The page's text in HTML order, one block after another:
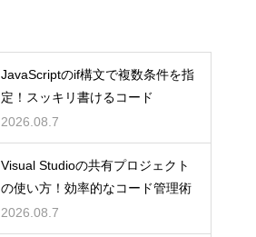
JavaScriptのif構文で複数条件を指
定！スッキリ書けるコード
2026.08.7
Visual Studioの共有プロジェクト
の使い方！効率的なコード管理術
2026.08.7